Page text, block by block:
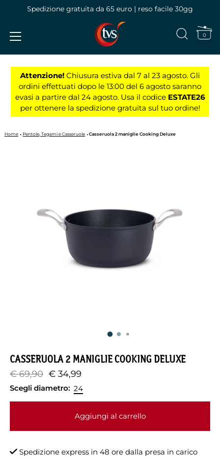
contenuto
Spedizione gratuita da 65 euro | reso facile 30gg
0
Attenzione! Chiusura estiva dal 7 al 23 agosto. Gli
ordini effettuati dopo le 13:00 del 6 agosto saranno
evasi a partire dal 24 agosto. Usa il codice ESTATE26
per ottenere la spedizione gratuita sul tuo ordine!
Home Pentole, Tegami e Casseruole Casseruola 2 maniglie Cooking Deluxe
CASSERUOLA 2 MANIGLIE COOKING DELUXE
€ 69,90 € 34,99
Scegli diametro: 24
Aggiungi al carrello
Spedizione express in 48 ore dalla presa in carico